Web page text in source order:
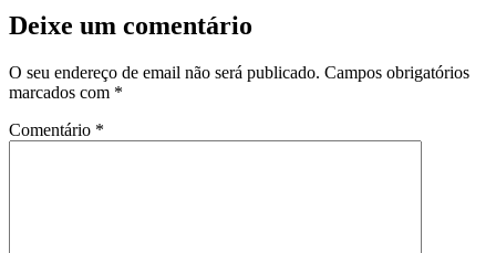
Deixe um comentário
O seu endereço de email não será publicado. Campos obrigatórios
marcados com *
Comentário *